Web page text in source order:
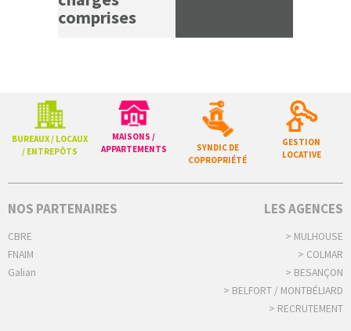
comprises
BUREAUX / LOCAUX
/ ENTREPÔTS
MAISONS /
APPARTEMENTS
SYNDIC DE
COPROPRIÉTÉ
GESTION
LOCATIVE
NOS PARTENAIRES
CBRE
FNAIM
Galian
LES AGENCES
> MULHOUSE
> COLMAR
> BESANÇON
> BELFORT / MONTBÉLIARD
> RECRUTEMENT